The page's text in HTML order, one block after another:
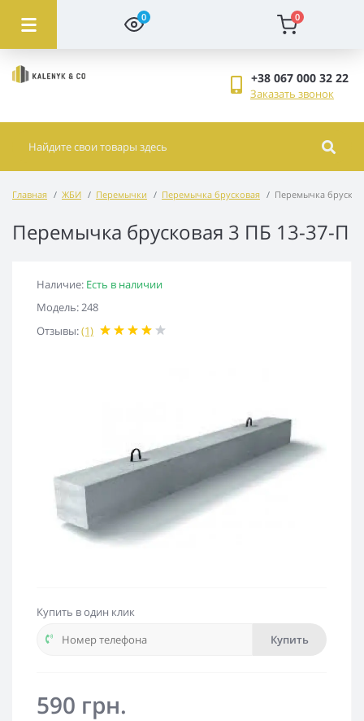
0 0
+38 067 000 32 22
Заказать звонок
Главная ЖБИ Перемычки Перемычка брусковая Перемычка
Перемычка брусковая 3 ПБ 13-37-П
Наличие: Есть в наличии
Модель: 248
Отзывы:(1)
Купить в один клик
Купить
590 грн.